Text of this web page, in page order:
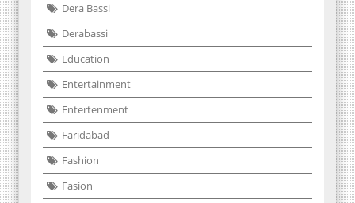
Dera Bassi
Derabassi
Education
Entertainment
Entertenment
Faridabad
Fashion
Fasion